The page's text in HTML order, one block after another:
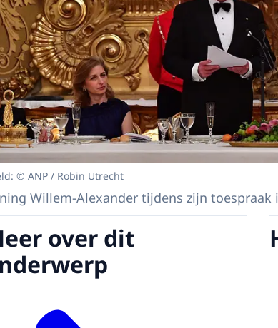
© ANP / Robin Utrecht
Willem-Alexander tijdens zijn toespraak
over dit